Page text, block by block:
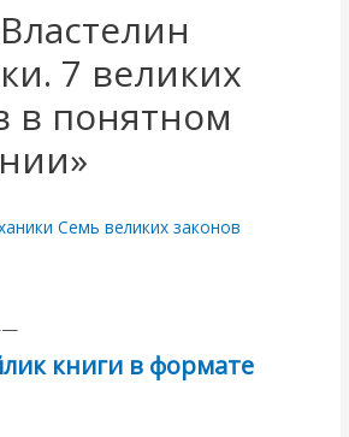
7 великих
в понятном
книги в формате